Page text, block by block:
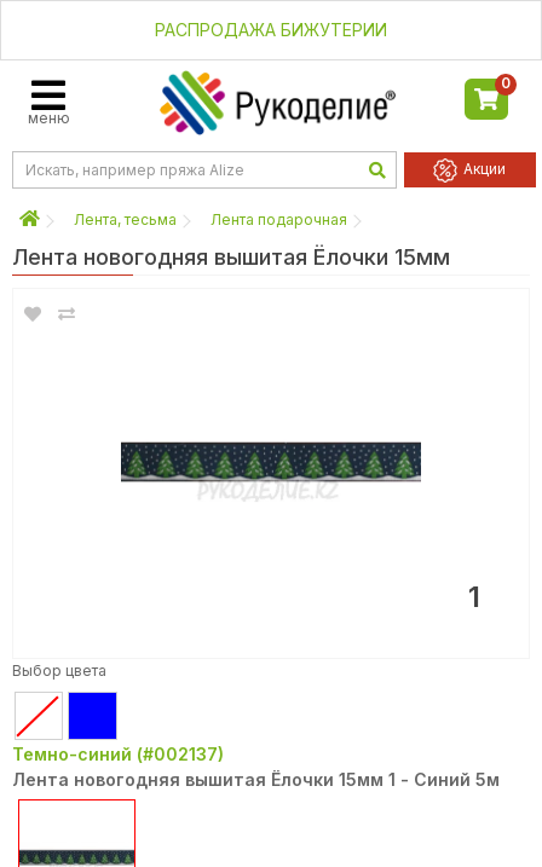
РАСПРОДАЖА БИЖУТЕРИИ
меню
0
Акции
Лента, тесьма Лента подарочная
Лента новогодняя вышитая Ёлочки 15мм
1
Выбор цвета
Темно-синий (#002137)
Лента новогодняя вышитая Ёлочки 15мм 1 - Синий 5м